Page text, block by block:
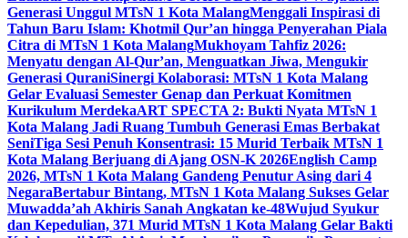
Generasi Unggul MTsN 1 Kota MalangMenggali Inspirasi di
Tahun Baru Islam: Khotmil Qur’an hingga Penyerahan Piala
Citra di MTsN 1 Kota MalangMukhoyam Tahfiz 2026:
Menyatu dengan Al-Qur’an, Menguatkan Jiwa, Mengukir
Generasi QuraniSinergi Kolaborasi: MTsN 1 Kota Malang
Gelar Evaluasi Semester Genap dan Perkuat Komitmen
Kurikulum MerdekaART SPECTA 2: Bukti Nyata MTsN 1
Kota Malang Jadi Ruang Tumbuh Generasi Emas Berbakat
SeniTiga Sesi Penuh Konsentrasi: 15 Murid Terbaik MTsN 1
Kota Malang Berjuang di Ajang OSN-K 2026English Camp
2026, MTsN 1 Kota Malang Gandeng Penutur Asing dari 4
NegaraBertabur Bintang, MTsN 1 Kota Malang Sukses Gelar
Muwadda’ah Akhiris Sanah Angkatan ke-48Wujud Syukur
dan Kepedulian, 371 Murid MTsN 1 Kota Malang Gelar Bakti